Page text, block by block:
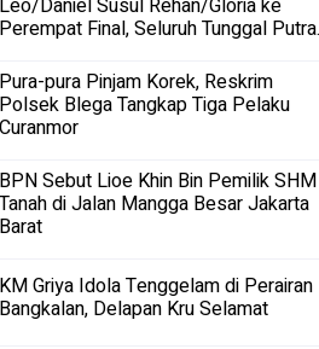
Leo/Daniel Susul Rehan/Gloria ke
Perempat Final, Seluruh Tunggal Putra
Pura-pura Pinjam Korek, Reskrim
Polsek Blega Tangkap Tiga Pelaku
Curanmor
BPN Sebut Lioe Khin Bin Pemilik SHM
Tanah di Jalan Mangga Besar Jakarta
Barat
KM Griya Idola Tenggelam di Perairan
Bangkalan, Delapan Kru Selamat